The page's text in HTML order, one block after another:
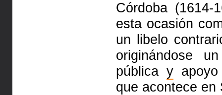
Córdoba (1614-
esta ocasión
un libelo
originándose
pública yapoyo
que acontece en